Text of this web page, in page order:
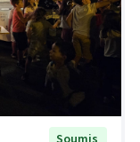
Soumis